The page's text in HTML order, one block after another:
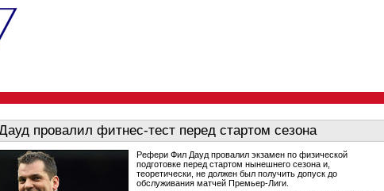
провалил фитнес-тест перед стартом сезона
Рефери Фил Дауд провалил экзамен по физической
подготовке перед стартом нынешнего сезона и,
теоретически, не должен был получить допуск до
обслуживания матчей Премьер-Лиги.